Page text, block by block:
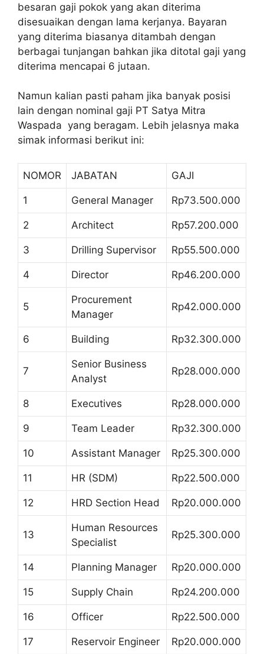
besaran gaji pokok yang akan diterima
disesuaikan dengan lama kerjanya. Bayaran
yang diterima biasanya ditambah dengan
berbagai tunjangan bahkan jika ditotal gaji yang
diterima mencapai 6 jutaan.
Namun kalian pasti paham jika banyak posisi
lain dengan nominal gaji PT Satya Mitra
Waspada yang beragam. Lebih jelasnya maka
simak informasi berikut ini:
NOMOR JABATAN GAJI
1 General Manager Rp73.500.000
2 Architect Rp57.200.000
3 Drilling Supervisor Rp55.500.000
4 Director Rp46.200.000
5
Procurement
Manager
Rp42.000.000
6 Building Rp32.300.000
7
Senior Business
Analyst
Rp28.000.000
8 Executives Rp28.000.000
9 Team Leader Rp32.300.000
10 Assistant Manager Rp25.300.000
11 HR (SDM) Rp22.500.000
12 HRD Section Head Rp20.000.000
13
Human Resources
Specialist
Rp25.300.000
14 Planning Manager Rp20.000.000
15 Supply Chain Rp24.200.000
16 Officer Rp22.500.000
17 Reservoir Engineer Rp20.000.000